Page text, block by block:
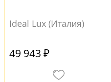
Ideal Lux (Италия)
49 943 ₽